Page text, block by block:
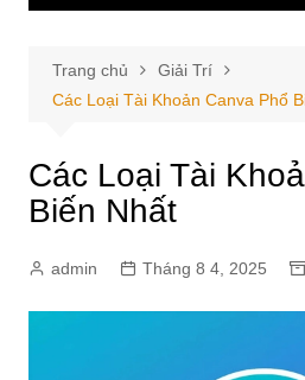
Trang chủ
Giải Trí
Các Loại Tài Khoản Canva Phổ
Các Loại Tài
Biến Nhất
admin Tháng 8 4, 2025